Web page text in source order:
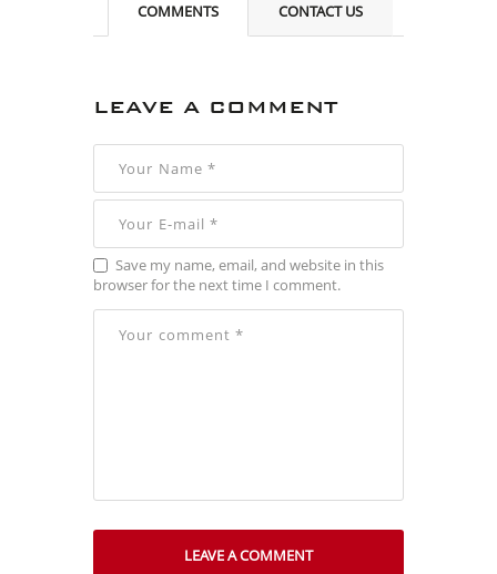
COMMENTS CONTACT US
LEAVE A COMMENT
Save my name, email, and website in this
browser for the next time I comment.